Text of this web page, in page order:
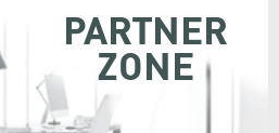
PARTNER
ZONE